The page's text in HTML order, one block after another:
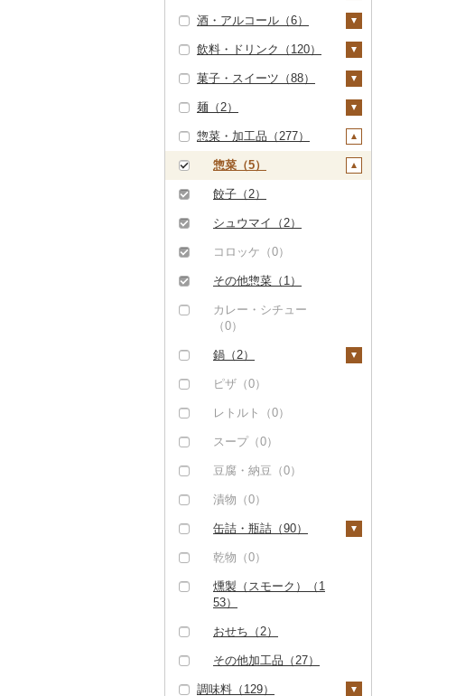
明太子・たらこ（0）
その他魚卵（0）
貝（0）
うなぎ（0）
鮮魚（0）
イカ・タコ（0）
海苔・海藻（0）
干物（0）
その他魚介・加工品
（0）
（0）
その他魚介・加工品
玄米（2）
金芽米（0）
ゆめぴりか（4）
つや姫（0）
コシヒカリ（0）
はえぬき（0）
さがびより（0）
あきたこまち（0）
ひとめぼれ（0）
ミルキークィーン
ななつぼし（12）
その他米（0）
その他穀物加工品
梨（0）
マンゴー（0）
ドライフルーツ（2）
干し柿（0）
干し芋（2）
その他ドライフルーツ
その他果物（0）
じゃがいも（0）
さつまいも（2）
その他いも（0）
トマト（5）
フルーツトマト（2）
ミニトマト（1）
その他トマト（3）
玉ねぎ（0）
ねぎ（0）
とうもろこし（2）
根菜（0）
アスパラガス（2）
豆（1）
きのこ（0）
その他野菜（2）
山菜（0）
かぼちゃ（2）
卵（1）
チーズ（180）
ヨーグルト（0）
牛乳（0）
バター（0）
その他乳製品（0）
酒・アルコール（6）
ビール・発泡酒（0）
日本酒（5）
純米大吟醸（5）
純米吟醸（0）
大吟醸（0）
吟醸（0）
その他日本酒（0）
焼酎（1）
芋焼酎（0）
麦焼酎（0）
米焼酎（0）
黒糖焼酎（0）
その他焼酎（1）
梅酒（0）
泡盛（0）
ワイン（0）
ウイスキー（0）
リキュール・洋酒
ノンアルコール（0）
その他酒（0）
飲料・ドリンク（120）
水・ミネラルウォータ
（2）
飲料（0）
コーヒー豆（0）
粉（0）
ドリップ（2）
茶（26）
飲料（0）
茶葉・ティーバッグ
静岡茶（0）
知覧茶（0）
八女茶（0）
その他茶（25）
果汁飲料（0）
紅茶（0）
その他飲料・ジュース
（92）
炭酸飲料（0）
豆乳（0）
その他飲料・ジュース
菓子・スイーツ（88）
ケーキ（2）
クッキー（2）
焼き菓子（2）
プリン（0）
ゼリー（34）
チョコレート（0）
カステラ（0）
アイス・ジェラート
（0）
その他洋菓子（25）
煎餅・おかき（0）
羊羹（57）
饅頭（0）
大福（0）
その他和菓子（26）
麺（2）
ラーメン（0）
うどん（0）
そば（2）
パスタ（0）
ひやむぎ（0）
そうめん（0）
その他麺（0）
惣菜・加工品（277）
惣菜（5）
餃子（2）
シュウマイ（2）
コロッケ（0）
その他惣菜（1）
カレー・シチュー
（0）
鍋（2）
肉（2）
魚（0）
その他鍋（0）
ピザ（0）
レトルト（0）
スープ（0）
豆腐・納豆（0）
漬物（0）
缶詰・瓶詰（90）
肉（0）
魚（0）
5）
乾物（0）
燻製（スモーク）（1
53）
おせち（2）
その他加工品（27）
調味料（129）